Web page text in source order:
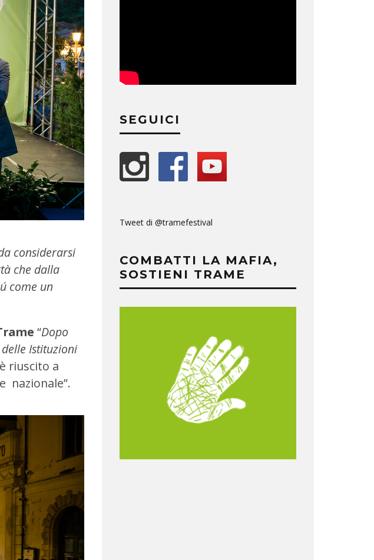
considerarsi
che dalla
come un
“Dopo
Istituzioni
riuscito a
nazionale”.
SEGUICI
Tweet di @tramefestival
COMBATTI LA MAFIA,
SOSTIENI TRAME